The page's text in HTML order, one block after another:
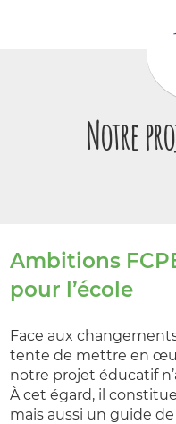
Notre
Ambitions
pour l’école
Face aux
tente de mettre en
notre projet éducatif
À cet égard, il
mais aussi un guide
Panneau de gestion des